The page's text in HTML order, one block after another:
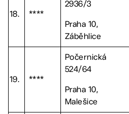
18. ****
2936/3
Praha 10,
Záběhlice
19. ****
Počernická
524/64
Praha 10,
Malešice